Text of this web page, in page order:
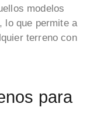
modelos
lo que permite a
terreno con
para